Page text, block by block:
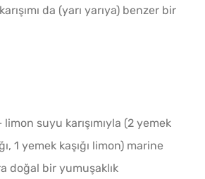
da (yarı yarıya) benzer bir
suyu karışımıyla (2 yemek
1 yemek kaşığı limon) marine
doğal bir yumuşaklık